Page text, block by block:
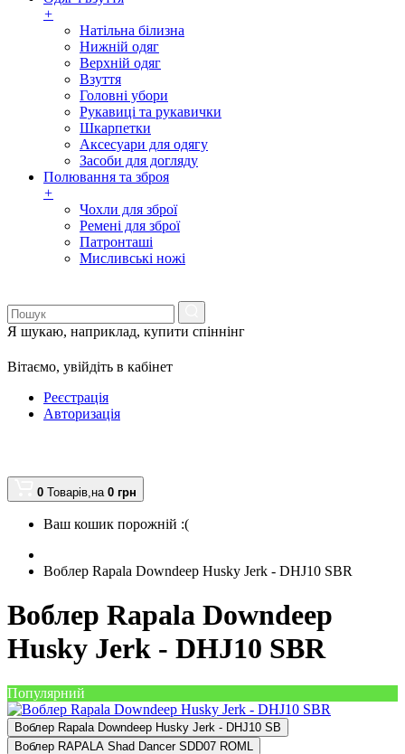
+
Натільна білизна
Нижній одяг
Верхній одяг
Взуття
Головні убори
Рукавиці та рукавички
Шкарпетки
Аксесуари для одягу
Засоби для догляду
Полювання та зброя
+
Чохли для зброї
Ремені для зброї
Патронташі
Мисливські ножі
Я шукаю, наприклад, купити спіннінг
Вітаємо, увійдіть в кабінет
Реєстрація
Авторизація
0 Товарів,на 0 грн
Ваш кошик порожній :(
Воблер Rapala Downdeep Husky Jerk - DHJ10 SBR
Воблер Rapala Downdeep
Husky Jerk - DHJ10 SBR
Популярний
Воблер Rapala Downdeep Husky Jerk - DHJ10 SB
Воблер RAPALA Shad Dancer SDD07 ROML